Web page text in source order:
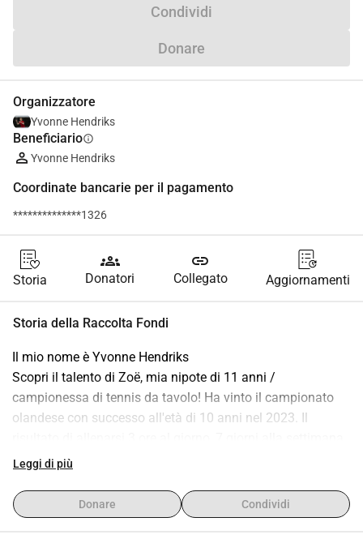
Condividi
Donare
Organizzatore
Yvonne Hendriks
Beneficiarioinfo
Yvonne Hendriks
Coordinate bancarie per il pagamento
**************1326
Storia
groups
Donatori
link
Collegato Aggiornamenti
Storia della Raccolta Fondi
Il mio nome è Yvonne Hendriks
Scopri il talento di Zoë, mia nipote di 11 anni /
campionessa di tennis da tavolo! Ha vinto il campionato
olandese con successo all'età di 10 anni nel 2023. Il
(oltre alla scuola), partecipare a dei campi di tennis da
nel fine settimana.
Con risultati a livello nazionale ed internazionale, è pronta
Leggi di più
Donare Condividi